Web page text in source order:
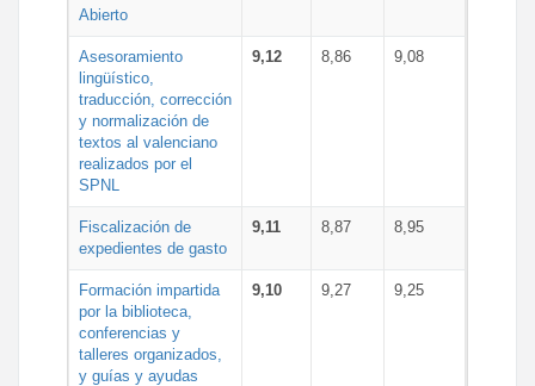
Abierto
Asesoramiento
lingüístico,
traducción, corrección
y normalización de
textos al valenciano
realizados por el
SPNL
9,12 8,86 9,08
Fiscalización de
expedientes de gasto
9,11 8,87 8,95
Formación impartida
por la biblioteca,
conferencias y
talleres organizados,
y guías y ayudas
9,10 9,27 9,25